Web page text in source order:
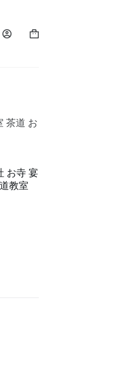
茶道 お
お寺 宴
教室